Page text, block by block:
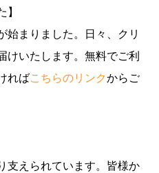
】
始まりました。日々、クリ
けいたします。無料でご利
ればこちらのリンクからご
支えられています。皆様か